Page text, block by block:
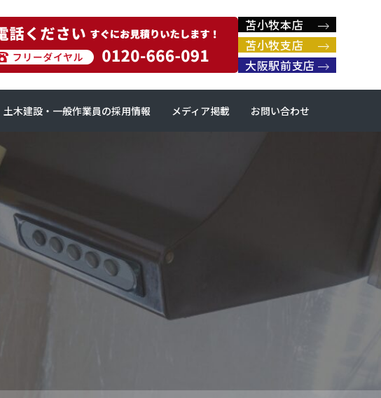
苫小牧本店
苫小牧支店
大阪駅前支店
土木建設・一般作業員の採用情報 メディア掲載 お問い合わせ